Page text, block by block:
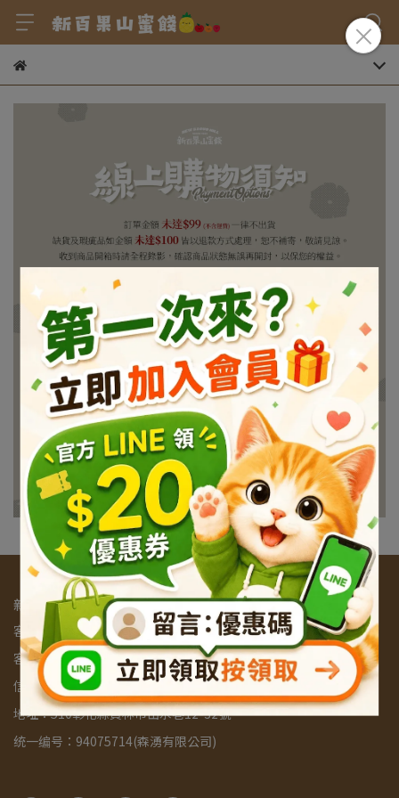
新百果山蜜餞專賣店
客服专线：0916257353
客服时间：9:00am - 5:30pm
信箱：a0916257353@gmail.com
地址：510彰化縣員林市出水巷12-32號
统一编号：94075714(森湧有限公司)